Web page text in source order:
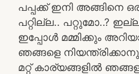
പപ്പക്ക് ഇനി
പറ്റില്ല.. പറ്റുമോ..?
ഇപ്പോൾ മമ്മിക്കും
ഞങ്ങളെ
മറ്റ് കാര്യങ്ങളിൽ